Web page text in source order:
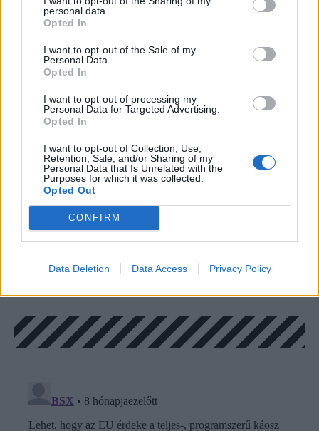
personal data.
Opted In
I want to opt-out of the Sale of my
Personal Data.
Opted In
I want to opt-out of processing my
Personal Data for Targeted Advertising.
Opted In
I want to opt-out of Collection, Use,
Retention, Sale, and/or Sharing of my
Personal Data that Is Unrelated with the
Purposes for which it was collected.
Opted Out
CONFIRM
Data Deletion Data Access Privacy Policy
érthető, de a cél (a nők jobb védelme)
elérésének nem az ideológiai szakadékok
mélyítése a legjobb eszköze. Ez pedig egy jóval
tágabb probléma annál, mint hogy az erdélyi
érdekképviselet hogyan szavazott – nem csak
ők döntöttek így.
Nem tudom, nőként hogyan szavaztam volna,
de egy dolog biztos: ha már az állásfoglalások,
irányelvek, stratégiák és egyéb puha jogi
eszközök terén elbukunk, abból sosem lesz
hatékony és mindenki számára érthető
jogalkotás és törvénykezés.